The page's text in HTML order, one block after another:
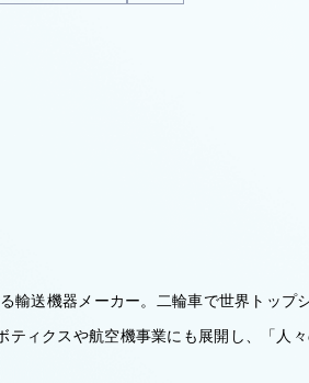
輸送機器メーカー。二輪車で世界トップ
ティクスや航空機事業にも展開し、「人